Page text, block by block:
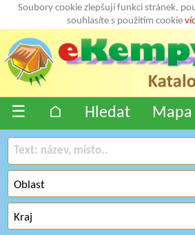
Soubory cookie zlepšují funkci stránek,
souhlasíte s použitím cookie
☰ ⌂ Hledat Mapa